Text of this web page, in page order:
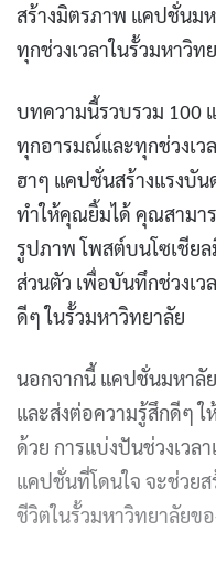
สร้างมิตรภาพ แคปชั่นม
ทุกช่วงเวลาในรั้วมหาวิ
บทความนี้รวบรวม 100
ทุกอารมณ์และทุกช่วงเว
ฮาๆ แคปชั่นสร้างแรงบั
ทำให้คุณยิ้มได้ คุณสามา
รูปภาพ โพสต์บนโซเชียล
ส่วนตัว เพื่อบันทึกช่วงเว
ดีๆ ในรั้วมหาวิทยาลัย
นอกจากนี้ แคปชั่นมหาลัย
และส่งต่อความรู้สึกดีๆ
ด้วย การแบ่งปันช่วงเวล
แคปชั่นที่โดนใจ จะช่วย
ชีวิตในรั้วมหาวิทยาลัยข